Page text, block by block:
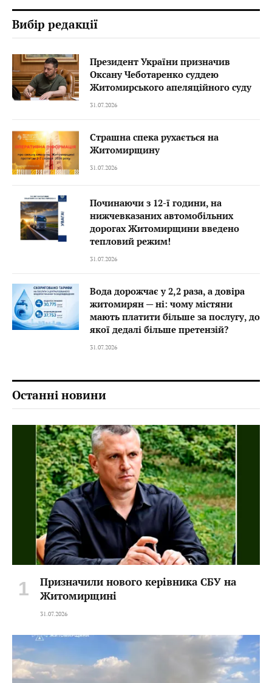
Вибір редакції
Президент України призначив
Оксану Чеботаренко суддею
Житомирського апеляційного суду
31.07.2026
Страшна спека рухається на
Житомирщину
31.07.2026
Починаючи з 12-ї години, на
нижчевказаних автомобільних
дорогах Житомирщини введено
тепловий режим!
31.07.2026
Вода дорожчає у 2,2 раза, а довіра
житомирян — ні: чому містяни
мають платити більше за послугу, до
якої дедалі більше претензій?
31.07.2026
Останні новини
Призначили нового керівника СБУ на
Житомирщині
31.07.2026